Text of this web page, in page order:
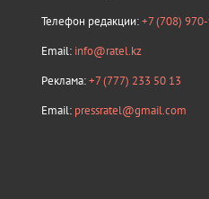
Телефон редакции:+7 (708)
Email: info@ratel.kz
Реклама:+7 (777) 233 50 13
Email: pressratel@gmail.com